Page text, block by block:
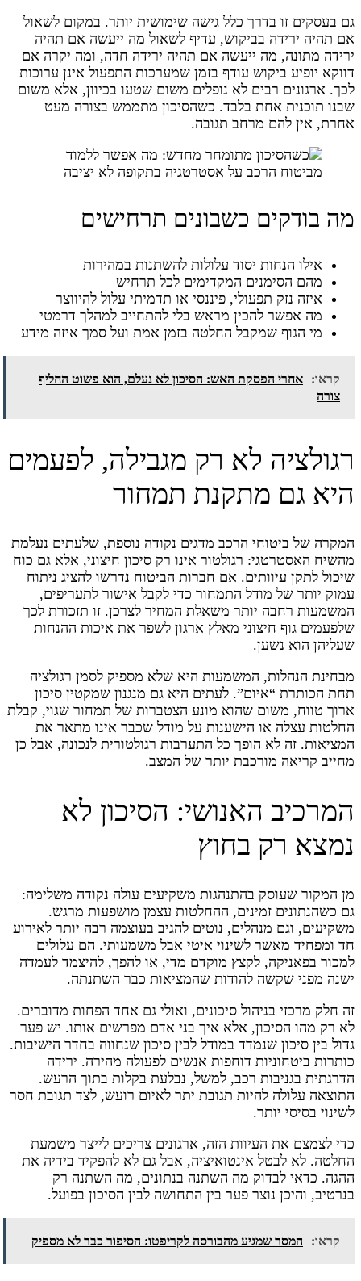
גם בעסקים זו בדרך כלל גישה שימושית יותר. במקום לשאול
אם תהיה ירידה בביקוש, עדיף לשאול מה ייעשה אם תהיה
ירידה מתונה, מה ייעשה אם תהיה ירידה חדה, ומה יקרה אם
דווקא יופיע ביקוש עודף בזמן שמערכות התפעול אינן ערוכות
לכך. ארגונים רבים לא נופלים משום שטעו בכיוון, אלא משום
שבנו תוכנית אחת בלבד. כשהסיכון מתממש בצורה מעט
אחרת, אין להם מרחב תגובה.
מה בודקים כשבונים תרחישים
אילו הנחות יסוד עלולות להשתנות במהירות
מהם הסימנים המקדימים לכל תרחיש
איזה נזק תפעולי, פיננסי או תדמיתי עלול להיווצר
מה אפשר להכין מראש בלי להתחייב למהלך דרמטי
מי הגוף שמקבל החלטה בזמן אמת ועל סמך איזה מידע
קראו:
אחרי הפסקת האש: הסיכון לא נעלם, הוא פשוט החליף
צורה
רגולציה לא רק מגבילה, לפעמים
היא גם מתקנת תמחור
המקרה של ביטוחי הרכב מדגים נקודה נוספת, שלעתים נעלמת
מהשיח האסטרטגי: רגולטור אינו רק סיכון חיצוני, אלא גם כוח
שיכול לתקן עיוותים. אם חברות הביטוח נדרשו להציג ניתוח
עמוק יותר של מודל התמחור כדי לקבל אישור לתעריפים,
המשמעות רחבה יותר משאלת המחיר לצרכן. זו תזכורת לכך
שלפעמים גוף חיצוני מאלץ ארגון לשפר את איכות ההנחות
שעליהן הוא נשען.
מבחינת הנהלות, המשמעות היא שלא מספיק לסמן רגולציה
תחת הכותרת “איום”. לעתים היא גם מנגנון שמקטין סיכון
ארוך טווח, משום שהוא מונע הצטברות של תמחור שגוי, קבלת
החלטות עצלה או הישענות על מודל שכבר אינו מתאר את
המציאות. זה לא הופך כל התערבות רגולטורית לנכונה, אבל כן
מחייב קריאה מורכבת יותר של המצב.
המרכיב האנושי: הסיכון לא
נמצא רק בחוץ
מן המקור שעוסק בהתנהגות משקיעים עולה נקודה משלימה:
גם כשהנתונים זמינים, ההחלטות עצמן מושפעות מרגש.
משקיעים, וגם מנהלים, נוטים להגיב בעוצמה רבה יותר לאירוע
חד ומפחיד מאשר לשינוי איטי אבל משמעותי. הם עלולים
למכור בפאניקה, לקצץ מוקדם מדי, או להפך, להיצמד לעמדה
ישנה מפני שקשה להודות שהמציאות כבר השתנתה.
זה חלק מרכזי בניהול סיכונים, ואולי גם אחד הפחות מדוברים.
לא רק מהו הסיכון, אלא איך בני אדם מפרשים אותו. יש פער
גדול בין סיכון שנמדד במודל לבין סיכון שנחווה בחדר הישיבות.
כותרות ביטחוניות דוחפות אנשים לפעולה מהירה. ירידה
הדרגתית בגניבות רכב, למשל, נבלעת בקלות בתוך הרעש.
התוצאה עלולה להיות תגובת יתר לאיום רועש, לצד תגובת חסר
לשינוי בסיסי יותר.
כדי לצמצם את העיוות הזה, ארגונים צריכים לייצר משמעת
החלטה. לא לבטל אינטואיציה, אבל גם לא להפקיד בידיה את
ההגה. כדאי לבדוק מה השתנה בנתונים, מה השתנה רק
בנרטיב, והיכן נוצר פער בין התחושה לבין הסיכון בפועל.
קראו: המסר שמגיע מהבורסה לקריפטו: הסיפור כבר לא מספיק